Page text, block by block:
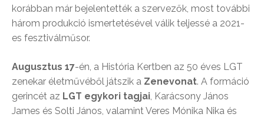
korábban már bejelentették a szervezők, most további
három produkció ismertetésével válik teljessé a 2021-
es fesztiválműsor.
Augusztus 17-én, a História Kertben az 50 éves LGT
zenekar életművéből játszik a Zenevonat. A formáció
gerincét az LGT egykori tagjai, Karácsony János
James és Solti János, valamint Veres Mónika Nika és